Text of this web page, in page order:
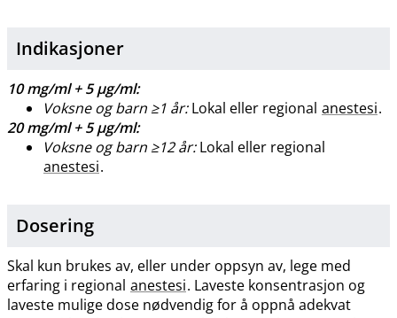
Indikasjoner
10 mg/ml + 5 μg​/​ml:
Voksne og barn ≥1 år:Lokal eller regional anestesi.
20 mg/ml + 5 μg​/​ml:
Voksne og barn ≥12 år:Lokal eller regional
anestesi.
Dosering
Skal kun brukes av, eller under oppsyn av, lege med
erfaring i regional anestesi. Laveste konsentrasjon og
laveste mulige dose nødvendig for å oppnå adekvat